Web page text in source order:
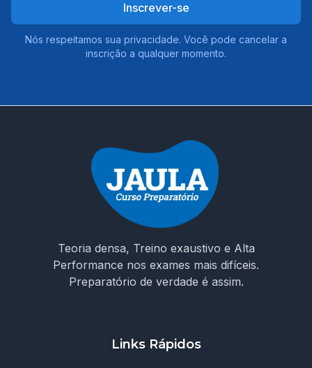
Inscrever-se
Nós respeitamos sua privacidade. Você pode cancelar a
inscrição a qualquer momento.
Teoria densa, Treino exaustivo e Alta
Performance nos exames mais difíceis.
Preparatório de verdade é assim.
Links Rápidos